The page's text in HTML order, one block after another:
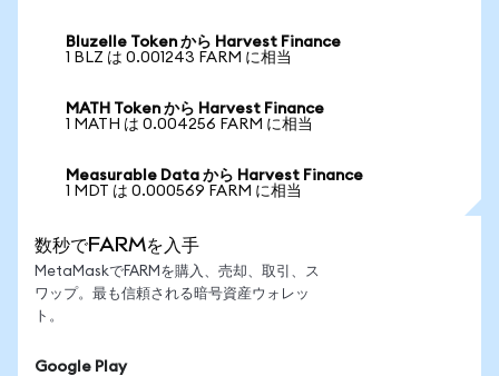
Bluzelle Token から Harvest Finance
1 BLZ は 0.001243 FARM に相当
MATH Token から Harvest Finance
1 MATH は 0.004256 FARM に相当
Measurable Data から Harvest Finance
1 MDT は 0.000569 FARM に相当
数秒でFARMを入手
MetaMaskでFARMを購入、売却、取引、ス
ワップ。最も信頼される暗号資産ウォレッ
ト。
Google Play